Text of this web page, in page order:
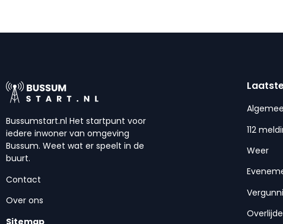
Bussumstart.nl Het startpunt voor
iedere inwoner van omgeving
Bussum. Weet wat er speelt in de
buurt.
Contact
Over ons
Sitemap
112
Weer